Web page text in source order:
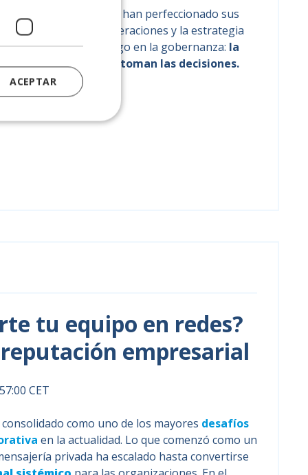
de Administración han perfeccionado sus
las finanzas, las operaciones y la estrategia
un ángulo ciego en la gobernanza: la
de las personas que toman las decisiones.
tu equipo en redes?
empresarial
CET
como uno de los mayores desafíos
en la actualidad. Lo que comenzó como un
privada ha escalado hasta convertirse
ACEPTAR